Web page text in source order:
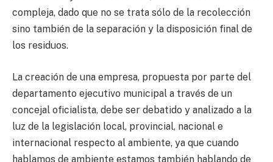
compleja, dado que no se trata sólo de la recolección
sino también de la separación y la disposición final de
los residuos.
La creación de una empresa, propuesta por parte del
departamento ejecutivo municipal a través de un
concejal oficialista, debe ser debatido y analizado a la
luz de la legislación local, provincial, nacional e
internacional respecto al ambiente, ya que cuando
hablamos de ambiente estamos también hablando de